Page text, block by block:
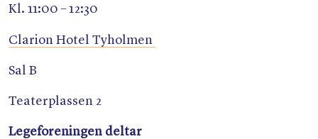
Kl. 11:00 – 12:30
Clarion Hotel Tyholmen
Sal B
Teaterplassen 2
Legeforeningen deltar